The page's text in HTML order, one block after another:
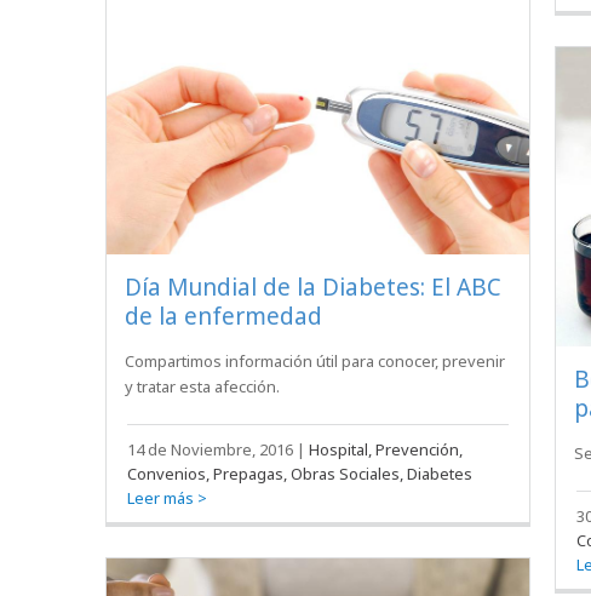
Día Mundial de la Diabetes: El ABC
de la enfermedad
Compartimos información útil para conocer, prevenir
y tratar esta afección.
14 de Noviembre, 2016 |Hospital, Prevención,
Convenios, Prepagas, Obras Sociales, Diabetes
Leer más >